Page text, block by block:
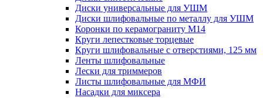
Диски универсальные для УШМ
Диски шлифовальные по металлу для УШМ
Коронки по керамограниту M14
Круги лепестковые торцевые
Круги шлифовальные с отверстиями, 125 мм
Ленты шлифовальные
Лески для триммеров
Листы шлифовальные для МФИ
Насадки для миксера